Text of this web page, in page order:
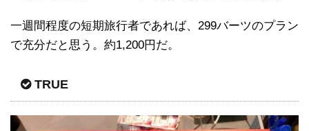
一週間程度の短期旅行者であれば、299バーツのプラン
で充分だと思う。約1,200円だ。
TRUE